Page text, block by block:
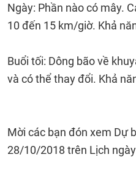
Ngày: Phần nào có mây.
10 đến 15 km/giờ. Khả
Buổi tối: Dông bão về
và có thể thay đổi. Khả
Mời các bạn đón xem Dự
28/10/2018 trên Lịch